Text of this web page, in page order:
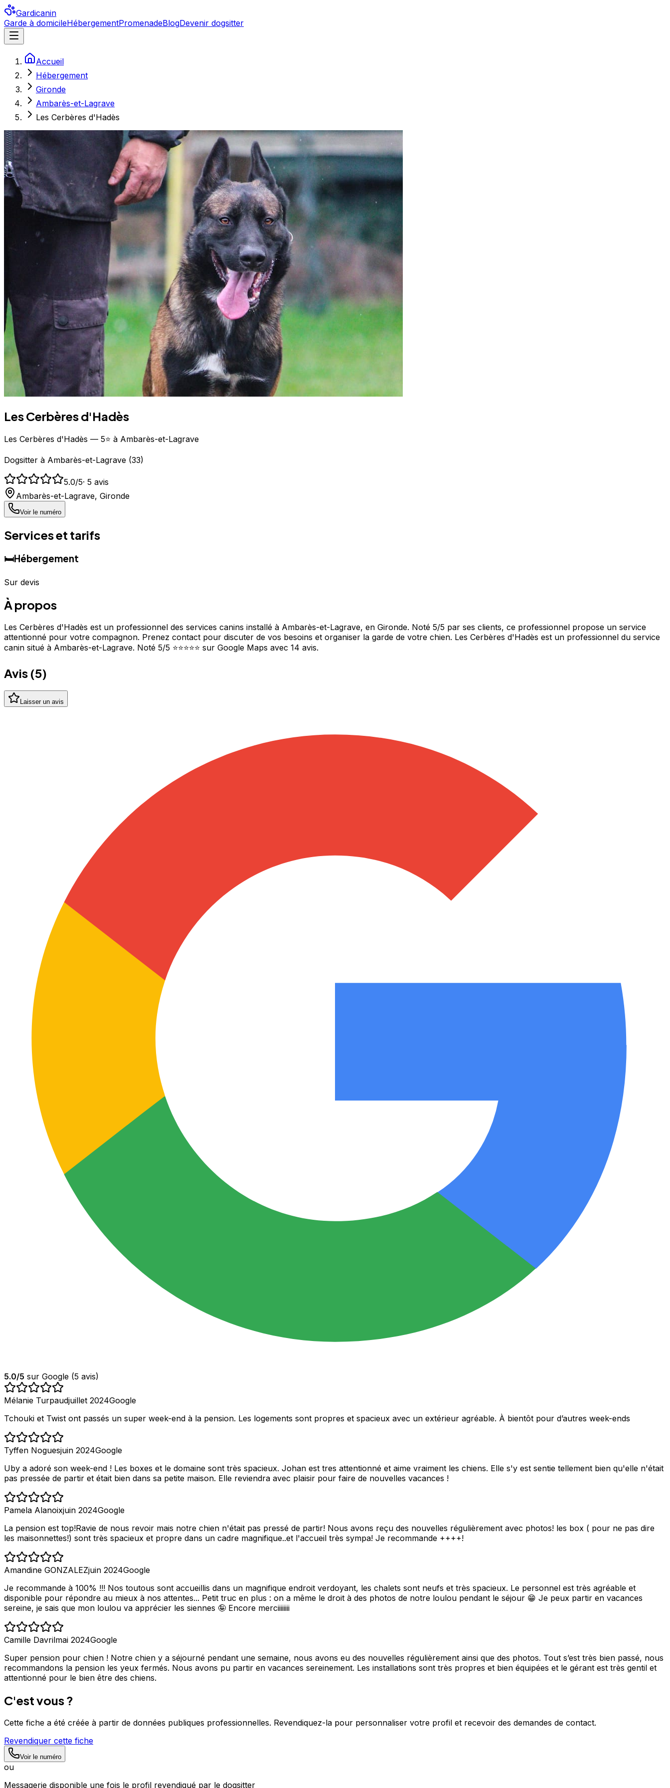
Gardicanin
Garde à domicileHébergementPromenadeBlogDevenir dogsitter
Accueil
Hébergement
Gironde
Ambarès-et-Lagrave
Les Cerbères d'Hadès
Les Cerbères d'Hadès
Les Cerbères d'Hadès — 5⭐ à Ambarès-et-Lagrave
Dogsitter à Ambarès-et-Lagrave (33)
5.0/5· 5 avis
Ambarès-et-Lagrave, Gironde
Voir le numéro
Services et tarifs
🛏️Hébergement
Sur devis
À propos
Les Cerbères d'Hadès est un professionnel des services canins installé à Ambarès-et-Lagrave, en Gironde. Noté 5/5 par ses clients, ce professionnel propose un service
attentionné pour votre compagnon. Prenez contact pour discuter de vos besoins et organiser la garde de votre chien. Les Cerbères d'Hadès est un professionnel du service
canin situé à Ambarès-et-Lagrave. Noté 5/5 ⭐⭐⭐⭐⭐ sur Google Maps avec 14 avis.
Avis (5)
Laisser un avis
5.0/5 sur Google (5 avis)
Mélanie Turpaudjuillet 2024Google
Tchouki et Twist ont passés un super week-end à la pension. Les logements sont propres et spacieux avec un extérieur agréable. À bientôt pour d’autres week-ends
Tyffen Noguesjuin 2024Google
Uby a adoré son week-end ! Les boxes et le domaine sont très spacieux. Johan est tres attentionné et aime vraiment les chiens. Elle s'y est sentie tellement bien qu'elle n'était
pas pressée de partir et était bien dans sa petite maison. Elle reviendra avec plaisir pour faire de nouvelles vacances !
Pamela Alanoixjuin 2024Google
La pension est top!Ravie de nous revoir mais notre chien n'était pas pressé de partir! Nous avons reçu des nouvelles régulièrement avec photos! les box ( pour ne pas dire
les maisonnettes!) sont très spacieux et propre dans un cadre magnifique..et l'accueil très sympa! Je recommande ++++!
Amandine GONZALEZjuin 2024Google
Je recommande à 100% !!! Nos toutous sont accueillis dans un magnifique endroit verdoyant, les chalets sont neufs et très spacieux. Le personnel est très agréable et
disponible pour répondre au mieux à nos attentes... Petit truc en plus : on a même le droit à des photos de notre loulou pendant le séjour 😁 Je peux partir en vacances
sereine, je sais que mon loulou va apprécier les siennes 🤪 Encore merciiiiiiii
Camille Davrilmai 2024Google
Super pension pour chien ! Notre chien y a séjourné pendant une semaine, nous avons eu des nouvelles régulièrement ainsi que des photos. Tout s’est très bien passé, nous
recommandons la pension les yeux fermés. Nous avons pu partir en vacances sereinement. Les installations sont très propres et bien équipées et le gérant est très gentil et
attentionné pour le bien être des chiens.
C'est vous ?
Cette fiche a été créée à partir de données publiques professionnelles. Revendiquez-la pour personnaliser votre profil et recevoir des demandes de contact.
Revendiquer cette fiche
Voir le numéro
ou
Messagerie disponible une fois le profil revendiqué par le dogsitter